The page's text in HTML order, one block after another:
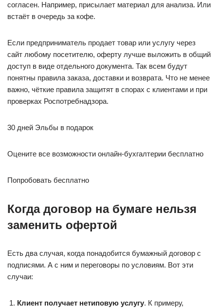
согласен. Например, присылает материал для анализа. Или
встаёт в очередь за кофе.
Если предприниматель продает товар или услугу через
сайт любому посетителю, оферту лучше выложить в общий
доступ в виде отдельного документа. Так всем будут
понятны правила заказа, доставки и возврата. Что не менее
важно, чёткие правила защитят в спорах с клиентами и при
проверках Роспотребнадзора.
30 дней Эльбы в подарок
Оцените все возможности онлайн-бухгалтерии бесплатно
Попробовать бесплатно
Когда договор на бумаге нельзя
заменить офертой
Есть два случая, когда понадобится бумажный договор с
подписями. А с ним и переговоры по условиям. Вот эти
случаи:
Клиент получает нетиповую услугу. К примеру,